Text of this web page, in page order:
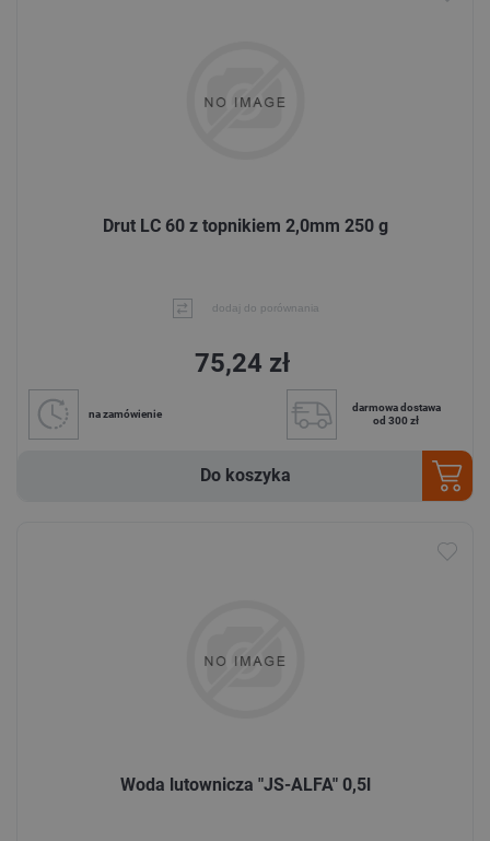
Drut LC 60 z topnikiem 2,0mm 250 g
dodaj do porównania
75,24 zł
na zamówienie
darmowa dostawa
od 300 zł
Do koszyka
Woda lutownicza "JS-ALFA" 0,5l